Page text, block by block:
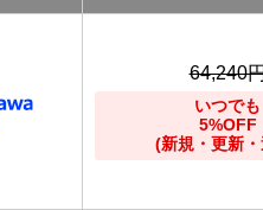
64,240
いつでも
5%OFF
(新規・更新